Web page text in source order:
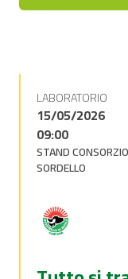
LABORATORIO
15/05/2026
09:00
STAND
SORDELLO